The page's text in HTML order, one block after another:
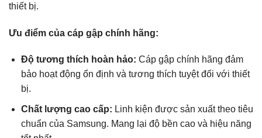
thiết bị.
Ưu điểm của cáp gập chính hãng:
Độ tương thích hoàn hảo: Cáp gập chính hãng đảm
bảo hoạt động ổn định và tương thích tuyệt đối với thiết
bị.
Chất lượng cao cấp: Linh kiện được sản xuất theo tiêu
chuẩn của Samsung. Mang lại độ bền cao và hiệu năng